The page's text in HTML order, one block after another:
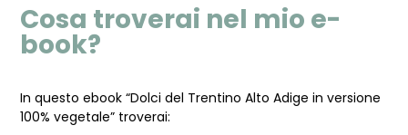
Cosa troverai nel mio e-
book?
In questo ebook “Dolci del Trentino Alto Adige in versione
100% vegetale” troverai: